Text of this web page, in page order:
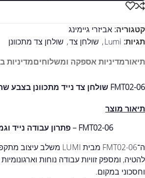
קטגוריה: אביזרי גיימינג
תגיות: Lumi
, שולחן צד, שולחן צד מתכוונן
תיאורמדיניות אספקה ומשלוחיםמדיניות
FMT02-06 שולחן צד נייד מתכוונן בצבע שחור מבית Lumi
תיאור מוצר
FMT02-06 – פתרון עבודה נייד וגמיש לכל חלל
להטיה, ומספק זוויות עבודה נוחות
וחסכוני במקום.